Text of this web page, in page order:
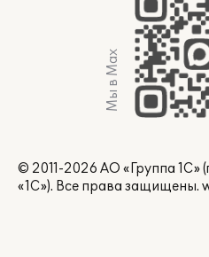
Мы в Max
© 2011-2026 АО «Группа
«1С»). Все права защищены.